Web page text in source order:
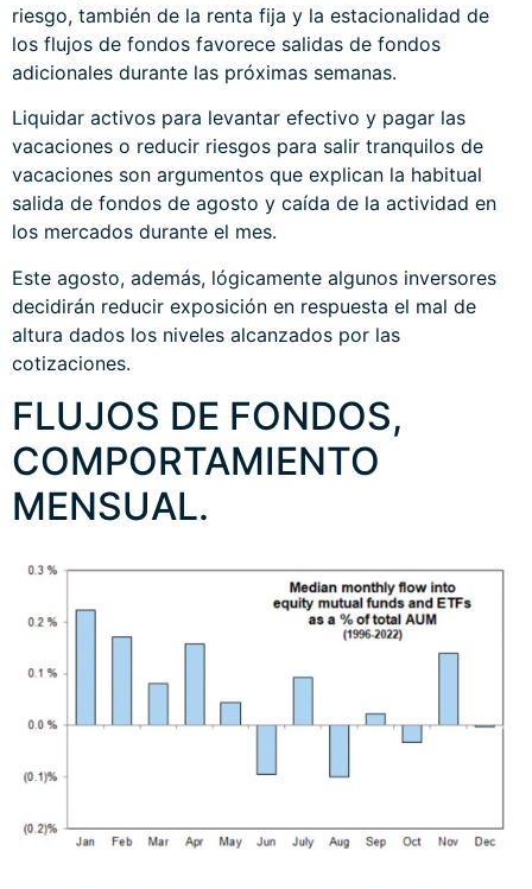
riesgo, también de la renta fija y la estacionalidad de
los flujos de fondos favorece salidas de fondos
adicionales durante las próximas semanas.
Liquidar activos para levantar efectivo y pagar las
vacaciones o reducir riesgos para salir tranquilos de
vacaciones son argumentos que explican la habitual
salida de fondos de agosto y caída de la actividad en
los mercados durante el mes.
Este agosto, además, lógicamente algunos inversores
decidirán reducir exposición en respuesta el mal de
altura dados los niveles alcanzados por las
cotizaciones.
FLUJOS DE FONDOS,
COMPORTAMIENTO
MENSUAL.